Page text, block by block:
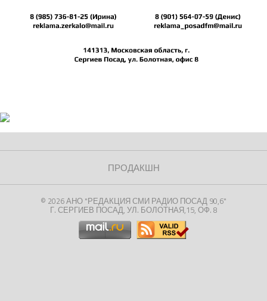
ПРОДАКШН
© 2026 АНО "РЕДАКЦИЯ СМИ РАДИО ПОСАД 90,6"
Г. СЕРГИЕВ ПОСАД, УЛ. БОЛОТНАЯ,15, ОФ. 8